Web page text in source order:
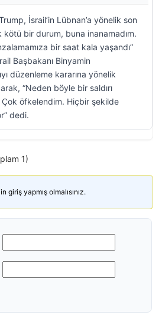
İsrail’in Lübnan’a yönelik son
kötü bir durum, buna inanamadım.
bir saat kala yaşandı”
Başbakanı Binyamin
düzenleme kararına yönelik
“Neden böyle bir saldırı
öfkelendim. Hiçbir şekilde
dedi.
1)
giriş yapmış olmalısınız.